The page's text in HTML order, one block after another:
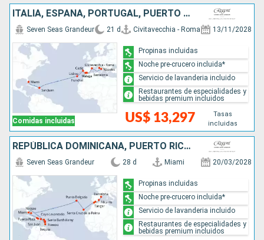
ITALIA, ESPAÑA, PORTUGAL, PUERTO RICO, ESTADOS UNIDOS
Comidas incluidas
Seven Seas Grandeur 21 d Civitavecchia - Roma 13/11/2028
US$ 13,297
Tasas
incluidas
Propinas incluidas
Noche pre-crucero incluida*
Servicio de lavanderia incluido
Restaurantes de especialidades y
bebidas premium incluidos
REPÚBLICA DOMINICANA, PUERTO RICO, FRANCIA, DOMINICA, SAN VINCENT Y LAS GRANADINAS, ESTADOS UNIDOS, BAHAMAS, PORTUGAL, MARRUECOS, ESPAÑA
Seven Seas Grandeur 28 d Miami 20/03/2028
Propinas incluidas
Noche pre-crucero incluida*
Servicio de lavanderia incluido
Restaurantes de especialidades y
bebidas premium incluidos